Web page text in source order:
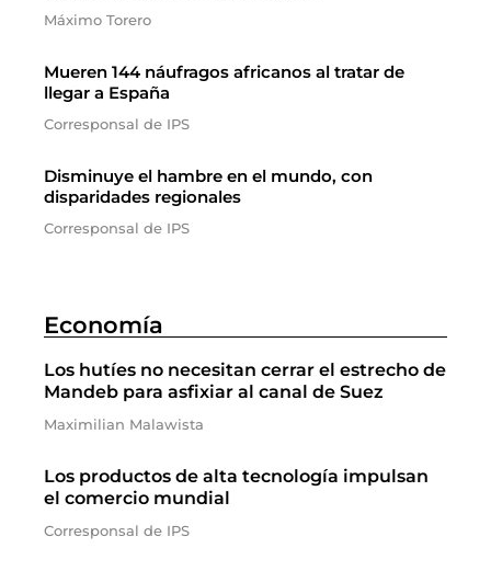
Máximo Torero
Mueren 144 náufragos africanos al tratar de
llegar a España
Corresponsal de IPS
Disminuye el hambre en el mundo, con
disparidades regionales
Corresponsal de IPS
Economía
Los hutíes no necesitan cerrar el estrecho de
Mandeb para asfixiar al canal de Suez
Maximilian Malawista
Los productos de alta tecnología impulsan
el comercio mundial
Corresponsal de IPS